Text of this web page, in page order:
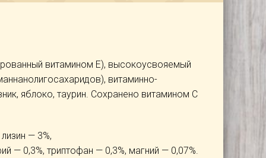
витамином E), высокоусвояемый
витаминно-
яблоко, таурин. Сохранено витамином С
— 3%,
— 0,3%, триптофан — 0,3%, магний — 0,07%.